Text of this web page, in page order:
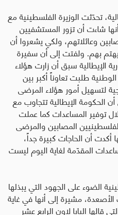
تحدّثت الوزيرة الفلسطينية مع
شاءت أن تزور المستشفيين
وعائلاتهم، ولكي يشعروا أن
بهم. ولفتت إلى أن سفيرة
الإيطالية سبق أن زارت هؤلاء
طلبت تعاوناً أكبر بين
لتسهيل أمور هؤلاء المرضى
الحكومة الإيطالية تتجاوب مع
توفير المساعدات كما عملت
المصابين والمرضى
أكدت أن الحاجات كبيرة جداً،
المقدّمة لغاية اليوم ليست
الضوء على الجهود التي يبذلها
مشيرة إلى أنها في غاية
قالها البابا لاون الرابع عشر